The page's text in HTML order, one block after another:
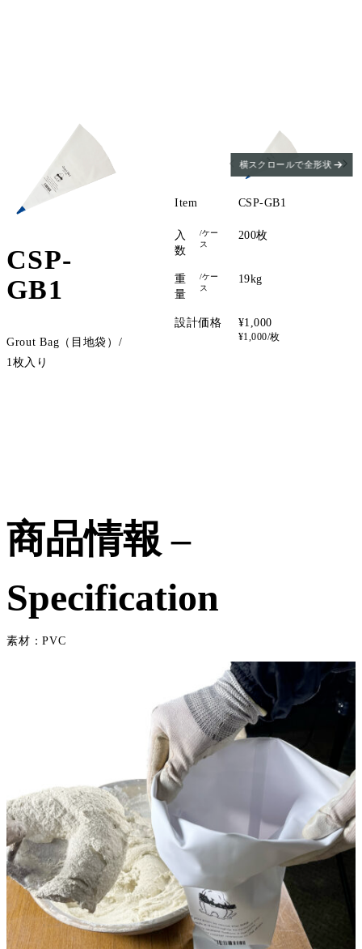
CSP-
GB1
Grout Bag（目地袋）/
1枚入り
Item
入
数
/ケー
ス
重
量
/ケー
ス
設計価格
CSP-GB1
200枚
19kg
¥1,000
¥1,000/枚
横スクロールで全形状
商品情報 –
Specification
素材：PVC